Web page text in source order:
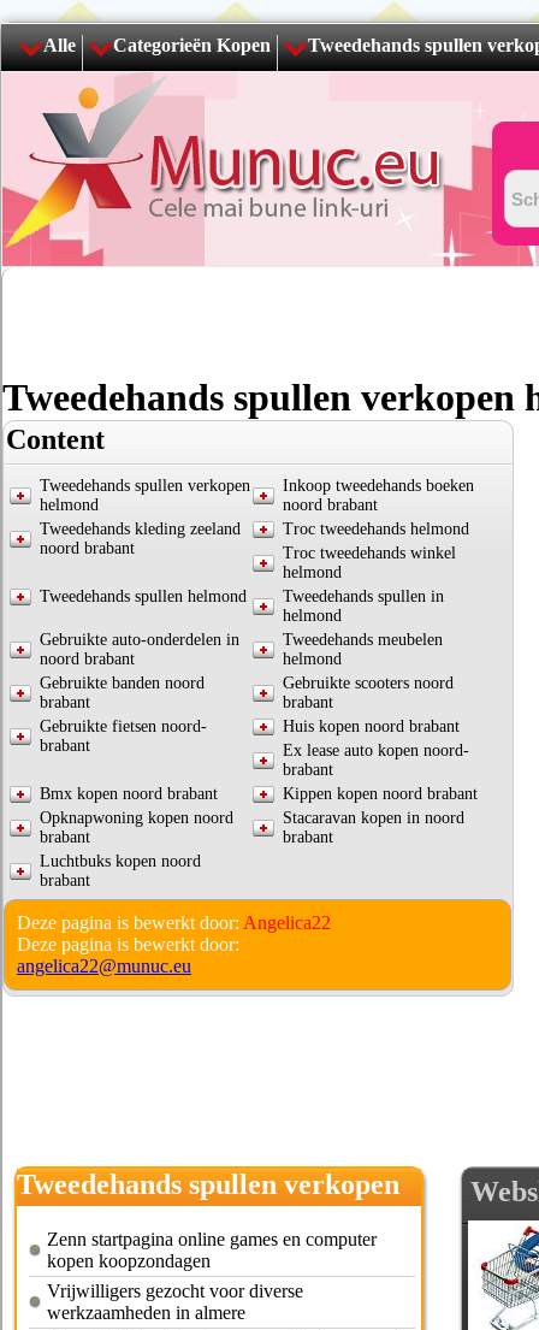
Alle Categorieën Kopen Tweedehands spullen
Tweedehands spullen verkopen
Content
Tweedehands spullen verkopen
helmond
Inkoop tweedehands boeken
noord brabant
Tweedehands kleding zeeland
noord brabant
Troc tweedehands helmond
Troc tweedehands winkel
helmond
Tweedehands spullen helmond
Tweedehands spullen in
helmond
Gebruikte auto-onderdelen in
noord brabant
Tweedehands meubelen
helmond
Gebruikte banden noord
brabant
Gebruikte scooters noord
brabant
Gebruikte fietsen noord-
brabant
Huis kopen noord brabant
Ex lease auto kopen noord-
brabant
Bmx kopen noord brabant
Kippen kopen noord brabant
Opknapwoning kopen noord
brabant
Stacaravan kopen in noord
brabant
Luchtbuks kopen noord
brabant
Deze pagina is bewerkt door: Angelica22
Deze pagina is bewerkt door:
angelica22@munuc.eu
Tweedehands spullen verkopen
helmond
Zenn startpagina online games en computer
kopen koopzondagen
Vrijwilligers gezocht voor diverse
werkzaamheden in almere